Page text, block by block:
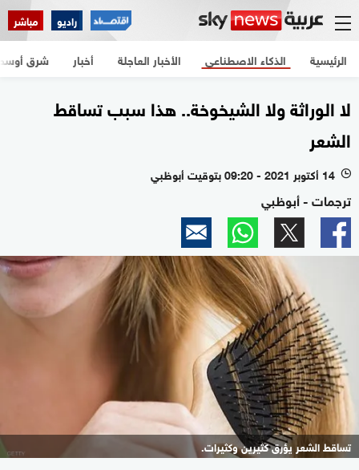
راديو مباشر
الرئيسية الأخبار العاجلة أخبار شرق الذكاء الاصطناعي
لا الوراثة ولا الشيخوخة.. هذا سبب تساقط
الشعر
l 14 أكتوبر 2021 - 09:20 بتوقيت أبوظبي
ترجمات - أبوظبي
تساقط الشعر يؤرق كثيرين وكثيرات.